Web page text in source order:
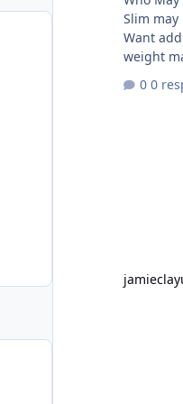
Slim
Want
weight
Prefer
0